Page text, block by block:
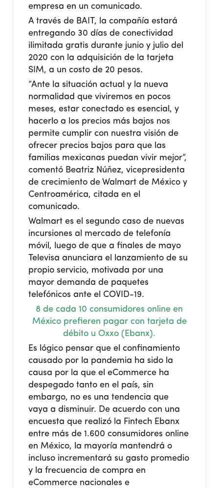
empresa en un comunicado.
A través de BAIT, la compañía estará
entregando 30 días de conectividad
ilimitada gratis durante junio y julio del
2020 con la adquisición de la tarjeta
SIM, a un costo de 20 pesos.
“Ante la situación actual y la nueva
normalidad que viviremos en pocos
meses, estar conectado es esencial, y
hacerlo a los precios más bajos nos
permite cumplir con nuestra visión de
ofrecer precios bajos para que las
familias mexicanas puedan vivir mejor”,
comentó Beatriz Núñez, vicepresidenta
de crecimiento de Walmart de México y
Centroamérica, citada en el
comunicado.
Walmart es el segundo caso de nuevas
incursiones al mercado de telefonía
móvil, luego de que a finales de mayo
Televisa anunciara el lanzamiento de su
propio servicio, motivada por una
mayor demanda de paquetes
telefónicos ante el COVID-19.
8 de cada 10 consumidores online en
México prefieren pagar con tarjeta de
débito u Oxxo (Ebanx).
Es lógico pensar que el confinamiento
causado por la pandemia ha sido la
causa por la que el eCommerce ha
despegado tanto en el país, sin
embargo, no es una tendencia que
vaya a disminuir. De acuerdo con una
encuesta que realizó la Fintech Ebanx
entre más de 1.600 consumidores online
en México, la mayoría mantendrá o
incluso incrementará su gasto promedio
y la frecuencia de compra en
eCommerce nacionales e